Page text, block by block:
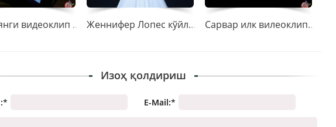
Зиёда янги видеоклип тасвирга олдирди Женнифер Лопес кўйлаги билан барчани ҳайратга солди Сарвар илк вилеоклипини суратга олдирди
Изоҳ қолдириш
* E-Mail:*